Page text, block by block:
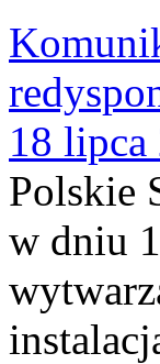
18 lipca
Polskie
w dniu